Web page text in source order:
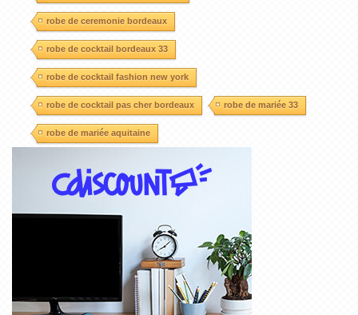
robe de ceremonie bordeaux
robe de cocktail bordeaux 33
robe de cocktail fashion new york
robe de cocktail pas cher bordeaux robe de mariée 33
robe de mariée aquitaine